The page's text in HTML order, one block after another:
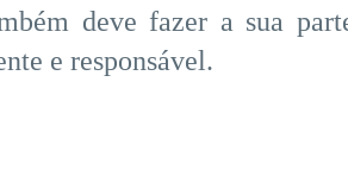
deve fazer a sua
e responsável.